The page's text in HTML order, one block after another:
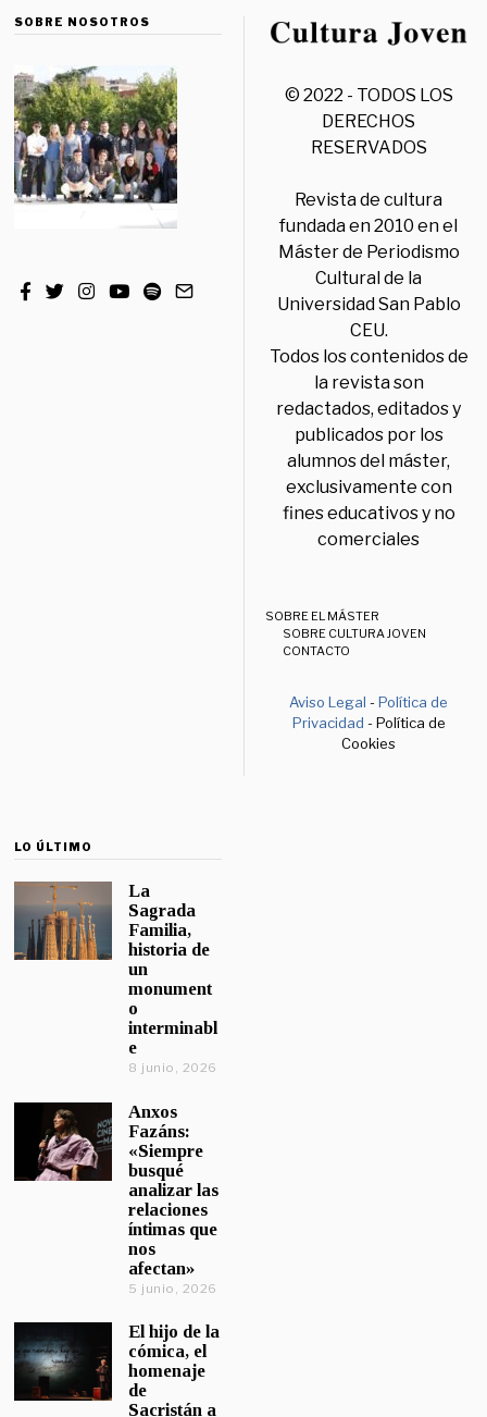
SOBRE NOSOTROS
© 2022 - TODOS LOS
DERECHOS
RESERVADOS
Revista de cultura
fundada en 2010 en el
Máster de Periodismo
Cultural de la
Universidad San Pablo
CEU.
Todos los contenidos de
la revista son
redactados, editados y
publicados por los
alumnos del máster,
exclusivamente con
fines educativos y no
comerciales
SOBRE EL MÁSTER
SOBRE CULTURA JOVEN
CONTACTO
Aviso Legal -Política de
Privacidad - Política de
Cookies
LO ÚLTIMO
La
Sagrada
Familia,
historia de
un
monument
o
interminabl
e
8 junio, 2026
Anxos
Fazáns:
«Siempre
busqué
analizar las
relaciones
íntimas que
nos
afectan»
5 junio, 2026
El hijo de la
cómica, el
homenaje
de
Sacristán a